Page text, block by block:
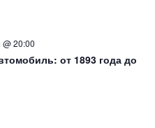
есть максимум 10
со своей стороны.
@ 20:00
от 1893 года до